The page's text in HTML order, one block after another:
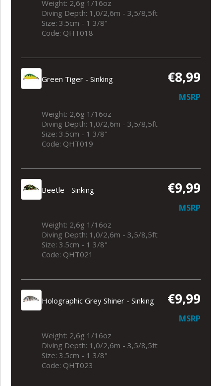
Weight: 2,6g 1/16oz
Diving Depth: 1,0/2,6m - 3,5/8,5ft
Size: 3.5cm - 1 3/8"
Code: QHT018
Green Tiger - Sinking €8,99
MSRP
Weight: 2,6g 1/16oz
Diving Depth: 1,0/2,6m - 3,5/8,5ft
Size: 3.5cm - 1 3/8"
Code: QHT019
Beetle - Sinking €9,99
MSRP
Weight: 2,6g 1/16oz
Diving Depth: 1,0/2,6m - 3,5/8,5ft
Size: 3.5cm - 1 3/8"
Code: QHT021
Holographic Grey Shiner - Sinking €9,99
MSRP
Weight: 2,6g 1/16oz
Diving Depth: 1,0/2,6m - 3,5/8,5ft
Size: 3.5cm - 1 3/8"
Code: QHT023